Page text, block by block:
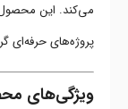
می‌کند. این
پروژه‌های حرفه‌ای
ویژگی‌های